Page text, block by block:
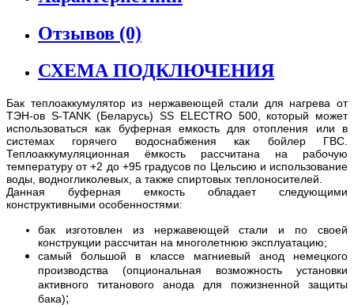
Отзывов (0)
СХЕМА ПОДКЛЮЧЕНИЯ
Бак теплоаккумулятор из нержавеющей стали для нагрева от
ТЭН-ов S-TANK (Беларусь) SS ELECTRO 500, который может
использоваться как буферная емкость для отопления или в
системах горячего водоснабжения как бойлер ГВС.
Теплоаккумуляционная ёмкость рассчитана на рабочую
температуру от +2 до +95 градусов по Цельсию и использование
воды, водногликолевых, а также спиртовых теплоносителей.
Данная буферная емкость обладает следующими
конструктивными особенностями:
бак изготовлен из нержавеющей стали и по своей
конструкции рассчитан на многолетнюю эксплуатацию;
самый большой в классе магниевый анод немецкого
производства (опциональная возможность установки
активного титанового анода для пожизненной защиты
бака);